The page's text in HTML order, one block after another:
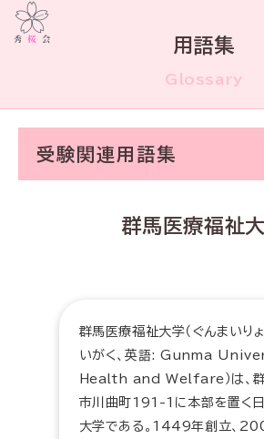
用語集
Glossary
受験関連用語集
群馬医療福祉
群馬医療福祉大学（ぐんまいり
いがく、英語: Gunma
Health and Welfare）は、
市川曲町191-1に本部を置く
大学である。1449年創立、